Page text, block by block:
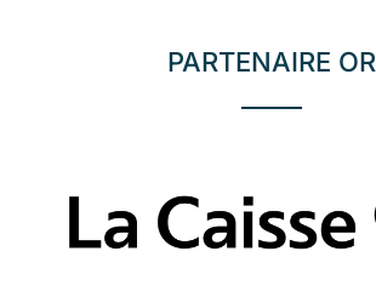
PARTENAIRE OR